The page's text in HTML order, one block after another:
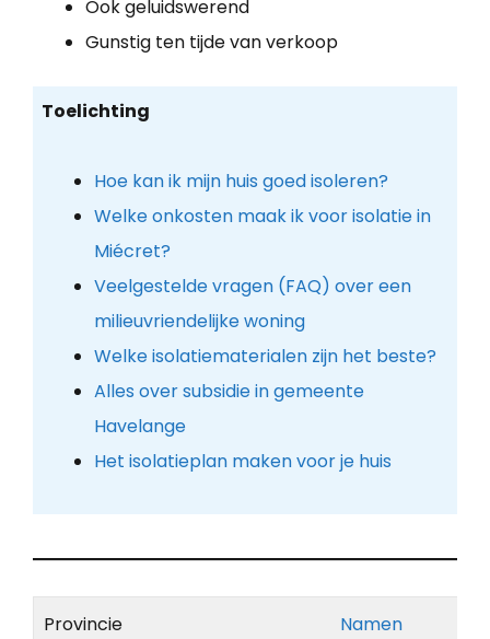
Ook geluidswerend
Gunstig ten tijde van verkoop
Toelichting
Hoe kan ik mijn huis goed isoleren?
Welke onkosten maak ik voor isolatie in
Miécret?
Veelgestelde vragen (FAQ) over een
milieuvriendelijke woning
Welke isolatiematerialen zijn het beste?
Alles over subsidie in gemeente
Havelange
Het isolatieplan maken voor je huis
Provincie Namen